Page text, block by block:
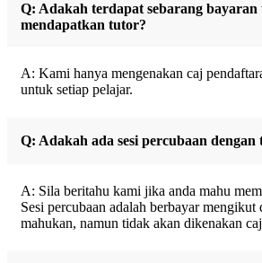
Q: Adakah terdapat sebarang
mendapatkan tutor?
A: Kami hanya mengenakan caj
untuk setiap pelajar.
Q: Adakah ada sesi percubaan dengan
A: Sila beritahu kami jika anda mahu
Sesi percubaan adalah berbayar mengikut
mahukan, namun tidak akan dikenakan